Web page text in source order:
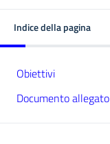
Indice della pagina
Obiettivi
Documento allegato